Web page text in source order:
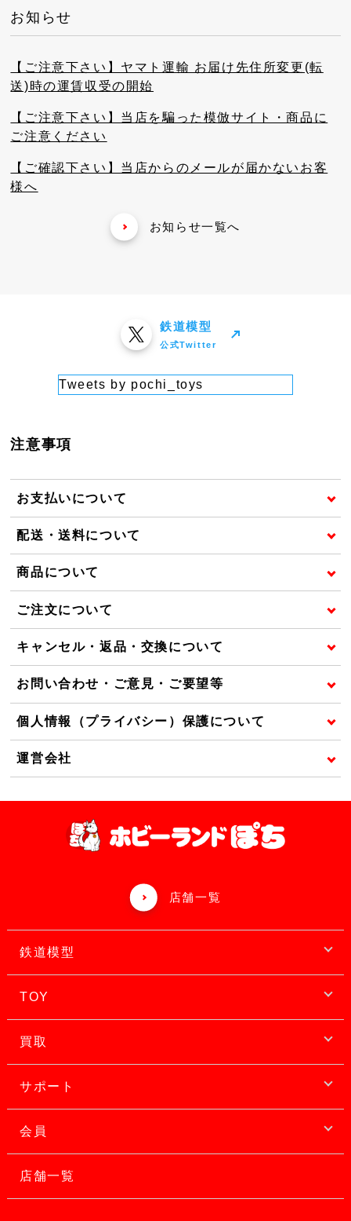
お知らせ
【ご注意下さい】ヤマト運輸 お届け先住所変更(転
送)時の運賃収受の開始
【ご注意下さい】当店を騙った模倣サイト・商品に
ご注意ください
【ご確認下さい】当店からのメールが届かないお客
様へ
お知らせ一覧へ
鉄道模型
公式Twitter
Tweets by pochi_toys
注意事項
お支払いについて
配送・送料について
商品について
ご注文について
キャンセル・返品・交換について
お問い合わせ・ご意見・ご要望等
個人情報（プライバシー）保護について
運営会社
店舗一覧
鉄道模型
TOY
買取
サポート
会員
店舗一覧